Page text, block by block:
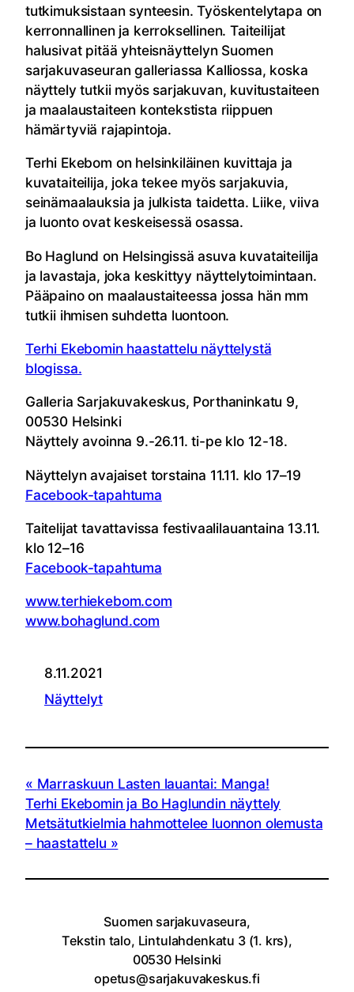
tutkimuksistaan synteesin. Työskentelytapa on
kerronnallinen ja kerroksellinen. Taiteilijat
halusivat pitää yhteisnäyttelyn Suomen
sarjakuvaseuran galleriassa Kalliossa, koska
näyttely tutkii myös sarjakuvan, kuvitustaiteen
ja maalaustaiteen kontekstista riippuen
hämärtyviä rajapintoja.
Terhi Ekebom on helsinkiläinen kuvittaja ja
kuvataiteilija, joka tekee myös sarjakuvia,
seinämaalauksia ja julkista taidetta. Liike, viiva
ja luonto ovat keskeisessä osassa.
Bo Haglund on Helsingissä asuva kuvataiteilija
ja lavastaja, joka keskittyy näyttelytoimintaan.
Pääpaino on maalaustaiteessa jossa hän mm
tutkii ihmisen suhdetta luontoon.
Terhi Ekebomin haastattelu näyttelystä
blogissa.
Galleria Sarjakuvakeskus, Porthaninkatu 9,
00530 Helsinki
Näyttely avoinna 9.-26.11. ti-pe klo 12-18.
Näyttelyn avajaiset torstaina 11.11. klo 17–19
Facebook-tapahtuma
Taitelijat tavattavissa festivaalilauantaina 13.11.
klo 12–16
Facebook-tapahtuma
www.terhiekebom.com
www.bohaglund.com
8.11.2021
Näyttelyt
Marraskuun Lasten lauantai: Manga!
Terhi Ekebomin ja Bo Haglundin näyttely
Metsätutkielmia hahmottelee luonnon olemusta
– haastattelu
Suomen sarjakuvaseura,
Tekstin talo, Lintulahdenkatu 3 (1. krs),
00530 Helsinki
opetus@sarjakuvakeskus.fi